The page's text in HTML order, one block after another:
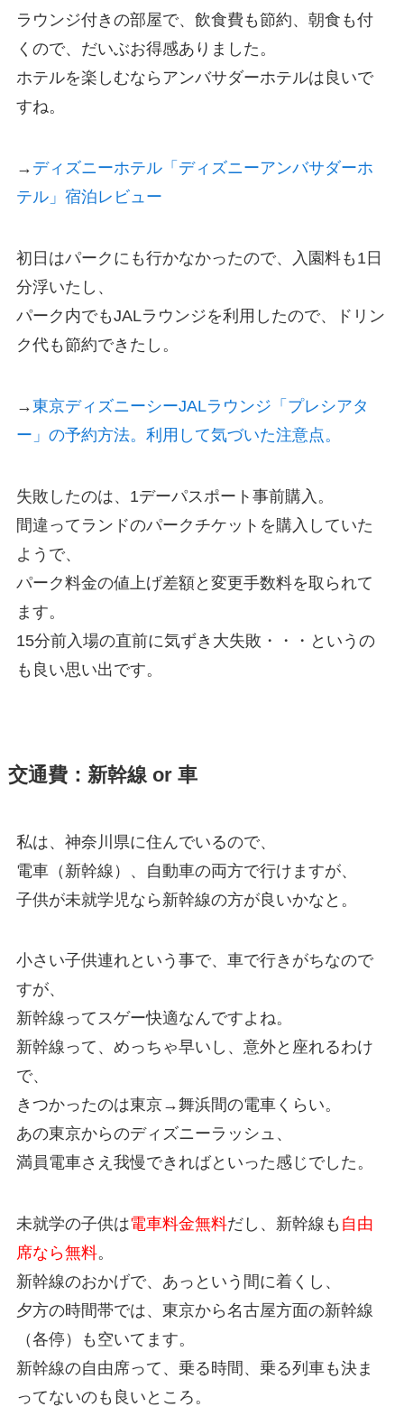
ラウンジ付きの部屋で、飲食費も節約、朝食も付
くので、だいぶお得感ありました。
ホテルを楽しむならアンバサダーホテルは良いで
すね。
→ ディズニーホテル「ディズニーアンバサダーホ
テル」宿泊レビュー
初日はパークにも行かなかったので、入園料も1日
分浮いたし、
パーク内でもJALラウンジを利用したので、ドリン
ク代も節約できたし。
→東京ディズニーシーJALラウンジ「プレシアタ
ー」の予約方法。利用して気づいた注意点。
失敗したのは、1デーパスポート事前購入。
間違ってランドのパークチケットを購入していた
ようで、
パーク料金の値上げ差額と変更手数料を取られて
ます。
15分前入場の直前に気ずき大失敗・・・というの
も良い思い出です。
交通費：新幹線 or 車
私は、神奈川県に住んでいるので、
電車（新幹線）、自動車の両方で行けますが、
子供が未就学児なら新幹線の方が良いかなと。
小さい子供連れという事で、車で行きがちなので
すが、
新幹線ってスゲー快適なんですよね。
新幹線って、めっちゃ早いし、意外と座れるわけ
で、
きつかったのは東京→舞浜間の電車くらい。
あの東京からのディズニーラッシュ、
満員電車さえ我慢できればといった感じでした。
未就学の子供は電車料金無料だし、新幹線も 自由
席なら無料。
新幹線のおかげで、あっという間に着くし、
夕方の時間帯では、東京から名古屋方面の新幹線
（各停）も空いてます。
新幹線の自由席って、乗る時間、乗る列車も決ま
ってないのも良いところ。